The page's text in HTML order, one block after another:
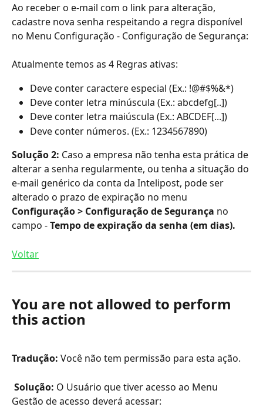
Ao receber o e-mail com o link para alteração,
cadastre nova senha respeitando a regra disponível
no Menu Configuração - Configuração de Segurança:
Atualmente temos as 4 Regras ativas:
Deve conter caractere especial (Ex.: !@#$%&*)
Deve conter letra minúscula (Ex.: abcdefg[..])
Deve conter letra maiúscula (Ex.: ABCDEF[...])
Deve conter números. (Ex.: 1234567890)
Solução 2: Caso a empresa não tenha esta prática de
alterar a senha regularmente, ou tenha a situação do
e-mail genérico da conta da Intelipost, pode ser
alterado o prazo de expiração no menu
Configuração > Configuração de Segurança no
campo - Tempo de expiração da senha (em dias).
Voltar
You are not allowed to perform
this action
Tradução: Você não tem permissão para esta ação.
Solução: O Usuário que tiver acesso ao Menu
Gestão de acesso deverá acessar: